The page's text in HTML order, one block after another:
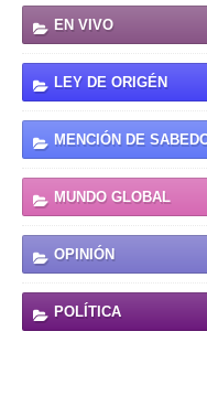
EN VIVO
LEY DE ORIGÉN
MENCIÓN DE
MUNDO GLOBAL
OPINIÓN
POLÍTICA